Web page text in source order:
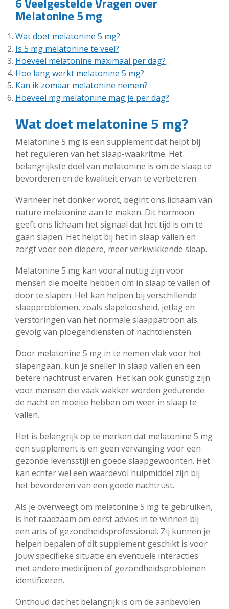
Melatonine 5 mg
Wat doet melatonine 5 mg?
Is 5 mg melatonine te veel?
Hoeveel melatonine maximaal per dag?
Hoe lang werkt melatonine 5 mg?
Kan ik zomaar melatonine nemen?
Hoeveel mg melatonine mag je per dag?
Wat doet melatonine 5 mg?
Melatonine 5 mg is een supplement dat helpt bij
het reguleren van het slaap-waakritme. Het
belangrijkste doel van melatonine is om de slaap te
bevorderen en de kwaliteit ervan te verbeteren.
Wanneer het donker wordt, begint ons lichaam van
nature melatonine aan te maken. Dit hormoon
geeft ons lichaam het signaal dat het tijd is om te
gaan slapen. Het helpt bij het in slaap vallen en
zorgt voor een diepere, meer verkwikkende slaap.
Melatonine 5 mg kan vooral nuttig zijn voor
mensen die moeite hebben om in slaap te vallen of
door te slapen. Het kan helpen bij verschillende
slaapproblemen, zoals slapeloosheid, jetlag en
verstoringen van het normale slaappatroon als
gevolg van ploegendiensten of nachtdiensten.
Door melatonine 5 mg in te nemen vlak voor het
slapengaan, kun je sneller in slaap vallen en een
betere nachtrust ervaren. Het kan ook gunstig zijn
voor mensen die vaak wakker worden gedurende
de nacht en moeite hebben om weer in slaap te
vallen.
Het is belangrijk op te merken dat melatonine 5 mg
een supplement is en geen vervanging voor een
gezonde levensstijl en goede slaapgewoonten. Het
kan echter wel een waardevol hulpmiddel zijn bij
het bevorderen van een goede nachtrust.
Als je overweegt om melatonine 5 mg te gebruiken,
is het raadzaam om eerst advies in te winnen bij
een arts of gezondheidsprofessional. Zij kunnen je
helpen bepalen of dit supplement geschikt is voor
jouw specifieke situatie en eventuele interacties
met andere medicijnen of gezondheidsproblemen
identificeren.
Onthoud dat het belangrijk is om de aanbevolen